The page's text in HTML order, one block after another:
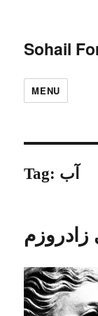
Sohail
MENU
Tag: آب
زادروزم